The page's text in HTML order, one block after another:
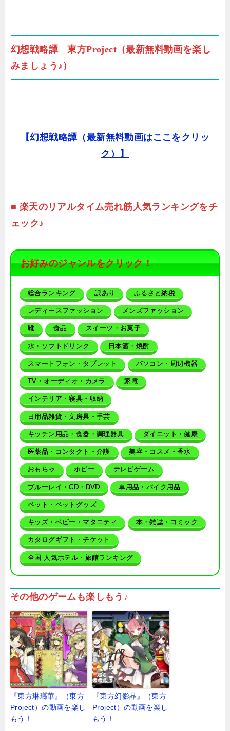
幻想戦略譚 東方Project（最新無料動画を楽し
みましょう♪）
【幻想戦略譚（最新無料動画はここをクリッ
ク）】
■ 楽天のリアルタイム売れ筋人気ランキングをチ
ェック♪
お好みのジャンルをクリック！
総合ランキング 訳あり ふるさと納税
レディースファッション メンズファッション
靴 食品 スイーツ・お菓子
水・ソフトドリンク 日本酒・焼酎
スマートフォン・タブレット パソコン・周辺機器
TV・オーディオ・カメラ 家電
インテリア・寝具・収納
日用品雑貨・文房具・手芸
キッチン用品・食器・調理器具 ダイエット・健康
医薬品・コンタクト・介護 美容・コスメ・香水
おもちゃ ホビー テレビゲーム
ブルーレイ・CD・DVD 車用品・バイク用品
ペット・ペットグッズ
キッズ・ベビー・マタニティ 本・雑誌・コミック
カタログギフト・チケット
全国 人気ホテル・旅館ランキング
その他のゲームも楽しもう♪
『東方琳瑯華』（東方
Project）の動画を楽し
もう！
『東方幻影晶』（東方
Project）の動画を楽し
もう！